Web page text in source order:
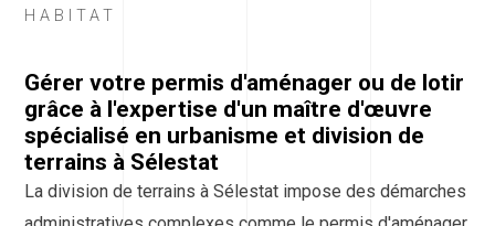
HABITAT
Gérer votre permis d'aménager ou de lotir
grâce à l'expertise d'un maître d'œuvre
spécialisé en urbanisme et division de
terrains à Sélestat
La division de terrains à Sélestat impose des démarches